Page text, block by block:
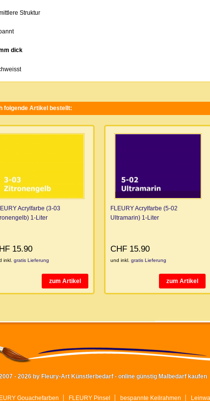
Struktur
dick
folgende Artikel bestellt:
Acrylfarbe (3-03
1-Liter
15.90
inkl. gratis Lieferung
zum Artikel
FLEURY Acrylfarbe (5-02
Ultramarin) 1-Liter
CHF 15.90
und inkl. gratis Lieferung
zum Artikel
- 2026 by Fleury-Art Künstlerbedarf - online günstig Malbedarf kaufen
Gouachefarben FLEURY Pinsel bespannte Keilrahmen